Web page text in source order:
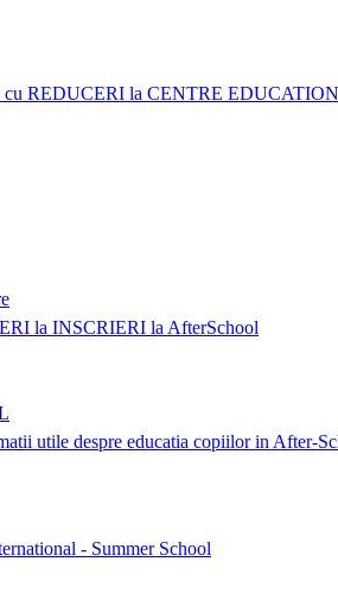
REDUCERI la CENTRE
la INSCRIERI la AfterSchool
utile despre educatia copiilor in After-
- Summer School